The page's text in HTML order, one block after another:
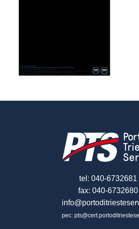
tel: 040-6732681
fax: 040-6732680
pec: